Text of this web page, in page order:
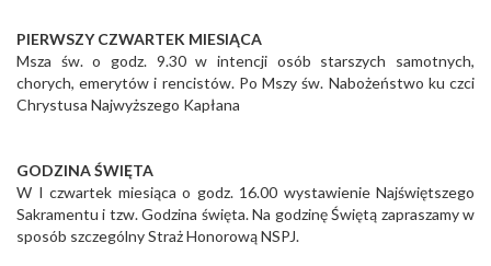
PIERWSZY CZWARTEK MIESIĄCA
Msza św. o godz. 9.30 w intencji osób starszych samotnych,
chorych, emerytów i rencistów. Po Mszy św. Nabożeństwo ku czci
Chrystusa Najwyższego Kapłana
GODZINA ŚWIĘTA
W I czwartek miesiąca o godz. 16.00 wystawienie Najświętszego
Sakramentu i tzw. Godzina święta. Na godzinę Świętą zapraszamy w
sposób szczególny Straż Honorową NSPJ.